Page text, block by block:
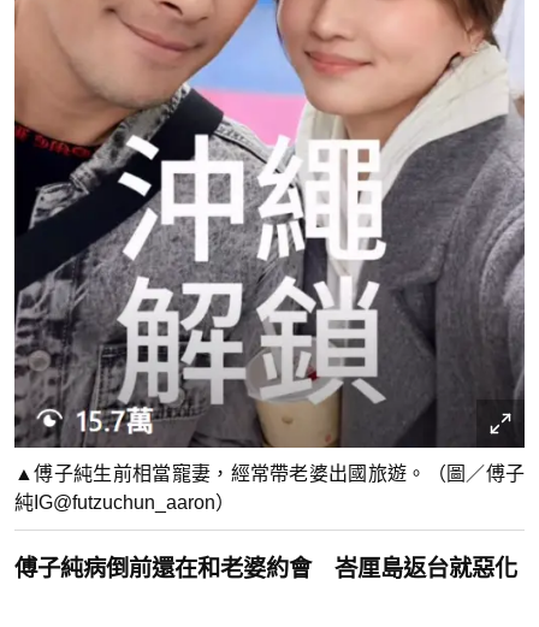
▲傅子純生前相當寵妻，經常帶老婆出國旅遊。（圖／傅子
純IG@futzuchun_aaron）
傅子純病倒前還在和老婆約會 峇厘島返台就惡化